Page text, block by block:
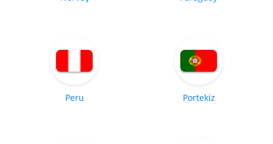
Peru Portekiz